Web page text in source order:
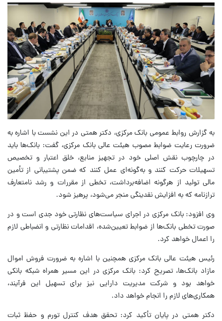
به گزارش روابط عمومی بانک مرکزی، دکتر همتی در این نشست با اشاره به
ضرورت رعایت ضوابط مصوب هیئت عالی بانک مرکزی، گفت: بانک‌ها باید
در چارچوب نقش اصلی خود در تجهیز منابع، خلق اعتبار و تخصیص
تسهیلات حرکت کنند و به‌گونه‌ای عمل کنند که ضمن پشتیبانی از تأمین
مالی تولید از هرگونه اضافه‌برداشت، تخطی از مقررات و رشد نامتعارف
ترازنامه که به افزایش نقدینگی منجر می‌شود، پرهیز شود.
وی افزود: بانک مرکزی در اجرای سیاست‌های نظارتی خود جدی است و در
صورت تخطی بانک‌ها از ضوابط تعیین‌شده، اقدامات نظارتی و انضباطی لازم
را اعمال خواهد کرد.
رئیس هیئت عالی بانک مرکزی همچنین با اشاره به ضرورت فروش اموال
مازاد بانک‌ها، تصریح کرد: بانک مرکزی در این مسیر همراه شبکه بانکی
خواهد بود و شرکت مدیریت دارایی نیز برای تسهیل این فرآیند،
همکاری‌های لازم را انجام خواهد داد.
دکتر همتی در پایان تأکید کرد: تحقق هدف کنترل تورم و حفظ ثبات